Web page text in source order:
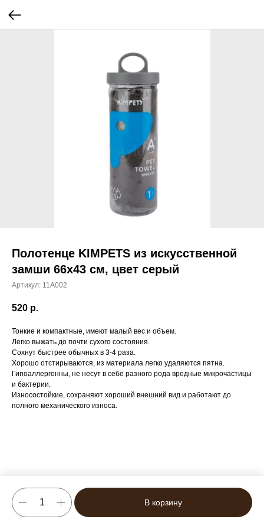
Полотенце KIMPETS из искусственной
замши 66х43 см, цвет серый
Артикул: 11A002
520 р.
В корзину
Тонкие и компактные, имеют малый вес и объем.
Легко выжать до почти сухого состояния.
Сохнут быстрее обычных в 3-4 раза.
Хорошо отстирываются, из материала легко удаляются пятна.
Гипоаллергенны, не несут в себе разного рода вредные микрочастицы
и бактерии.
Износостойкие, сохраняют хороший внешний вид и работают до
полного механического износа.